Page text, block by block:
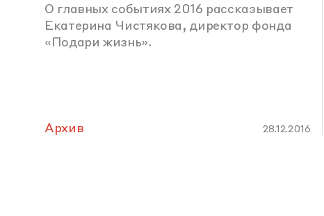
О главных событиях 2016 рассказывает
Екатерина Чистякова, директор фонда
«Подари жизнь».
Архив 28.12.2016